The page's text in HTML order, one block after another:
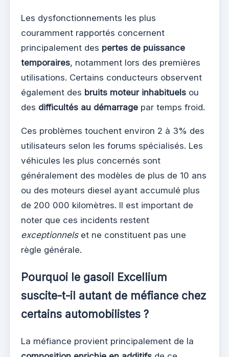
Les dysfonctionnements les plus
couramment rapportés concernent
principalement des pertes de puissance
temporaires, notamment lors des premières
utilisations. Certains conducteurs observent
également des bruits moteur inhabituels ou
des difficultés au démarrage par temps froid.
Ces problèmes touchent environ 2 à 3% des
utilisateurs selon les forums spécialisés. Les
véhicules les plus concernés sont
généralement des modèles de plus de 10 ans
ou des moteurs diesel ayant accumulé plus
de 200 000 kilomètres. Il est important de
noter que ces incidents restent
exceptionnelset ne constituent pas une
règle générale.
Pourquoi le gasoil Excellium
suscite-t-il autant de méfiance chez
certains automobilistes ?
La méfiance provient principalement de la